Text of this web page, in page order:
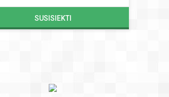
SUSISIEKTI